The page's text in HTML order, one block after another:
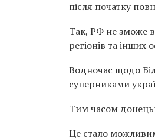
після початку
Так, РФ не зможе
регіонів та інших
Водночас щодо
суперниками
Тим часом
Це стало